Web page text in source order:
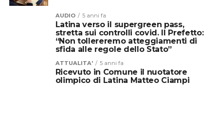
AUDIO 5 anni fa
Latina verso il supergreen pass,
stretta sui controlli covid. Il Prefetto:
“Non tollereremo atteggiamenti di
sfida alle regole dello Stato”
ATTUALITA' 5 anni fa
Ricevuto in Comune il nuotatore
olimpico di Latina Matteo Ciampi